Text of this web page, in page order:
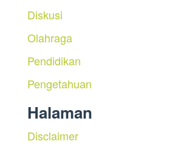
Diskusi
Olahraga
Pendidikan
Pengetahuan
Halaman
Disclaimer